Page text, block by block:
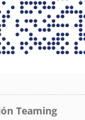
Teaming